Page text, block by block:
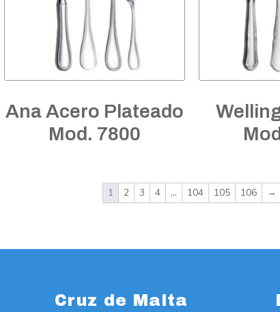
Ana Acero Plateado
Mod. 7800
1 2 3 4 … 104 105 106 →
Cruz de Malta